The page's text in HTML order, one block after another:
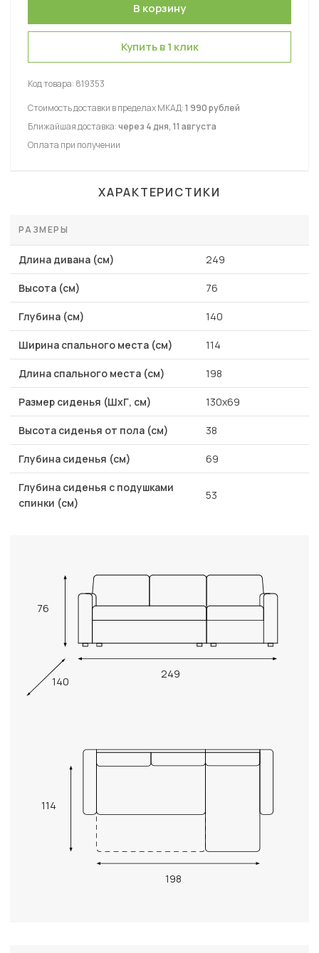
Купить в 1 клик
Код товара: 819353
Стоимость доставки в пределах МКАД:1 990 рублей
Ближайшая доставка:через 4 дня, 11 августа
Оплата при получении
ХАРАКТЕРИСТИКИ
РАЗМЕРЫ
Длина дивана (см) 249
Высота (см) 76
Глубина (см) 140
Ширина спального места (см) 114
Длина спального места (см) 198
Размер сиденья (ШхГ, см) 130х69
Высота сиденья от пола (см) 38
Глубина сиденья (см) 69
Глубина сиденья с подушками
спинки (см)
53
76
249
140
114
198